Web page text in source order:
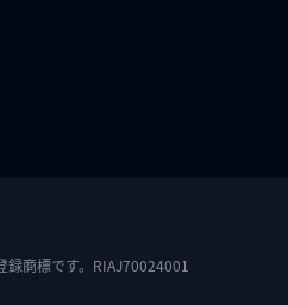
商標です。RIAJ70024001